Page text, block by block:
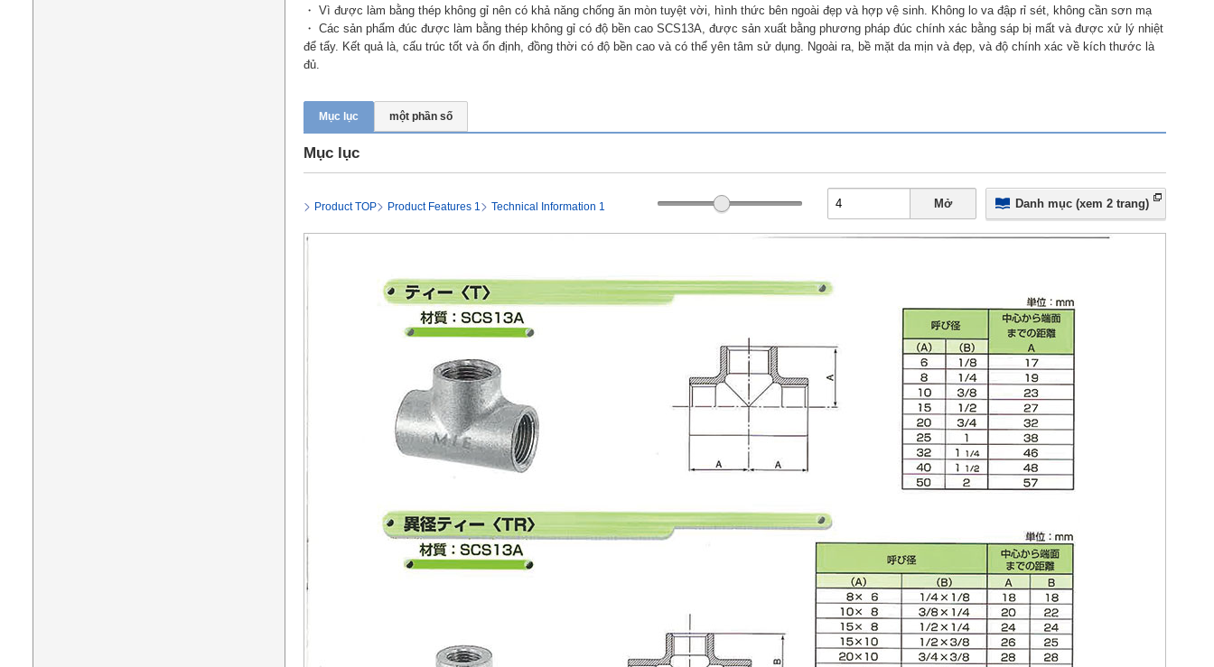
・ Vì được làm bằng thép không gỉ nên có khả năng chống ăn mòn tuyệt vời, hình thức bên ngoài đẹp và hợp vệ sinh. Không lo va đập rỉ sét, không cần sơn mạ
・ Các sản phẩm đúc được làm bằng thép không gỉ có độ bền cao SCS13A, được sản xuất bằng phương pháp đúc chính xác bằng sáp bị mất và được xử lý nhiệt
để tẩy. Kết quả là, cấu trúc tốt và ổn định, đồng thời có độ bền cao và có thể yên tâm sử dụng. Ngoài ra, bề mặt da mịn và đẹp, và độ chính xác về kích thước là
đủ.
Mục lục một phần số
Mục lục
Product TOP Product Features 1 Technical Information 1 Mở Danh mục (xem 2 trang)